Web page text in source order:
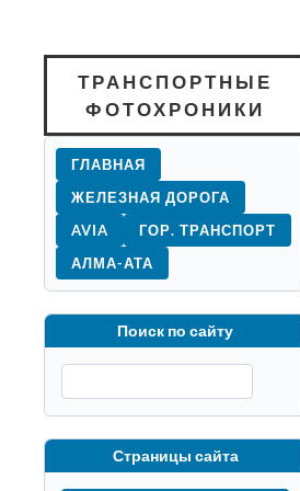
ТРАНСПОРТНЫЕ
ФОТОХРОНИКИ
ГЛАВНАЯ
ЖЕЛЕЗНАЯ ДОРОГА
AVIA
ГОР. ТРАНСПОРТ
АЛМА-АТА
Поиск по сайту
Страницы сайта